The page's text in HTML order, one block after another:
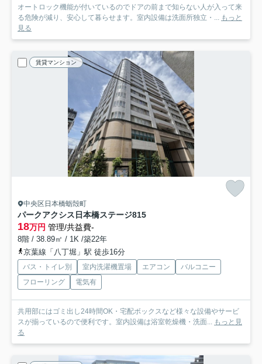
オートロック機能が付いているのでドアの前まで知らない人が入って来
る危険が減り、安心して暮らせます。室内設備は洗面所独立・... もっと
見る
賃貸マンション
中央区日本橋蛎殻町
パークアクシス日本橋ステージ815
18万円 管理/共益費-
8階 / 38.89㎡ / 1K /築22年
京葉線「八丁堀」駅 徒歩16分
バス・トイレ別 室内洗濯機置場 エアコン
バルコニー
フローリング
電気有
共用部にはゴミ出し24時間OK・宅配ボックスなど様々な設備やサービ
スが揃っているので便利です。室内設備は浴室乾燥機・洗面... もっと見
る